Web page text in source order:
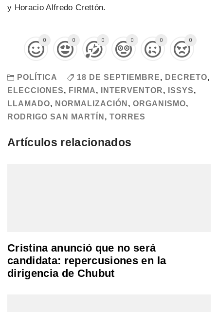
y Horacio Alfredo Crettón.
0 0 0 0 0 0
POLÍTICA 18 DE SEPTIEMBRE, DECRETO,
ELECCIONES, FIRMA, INTERVENTOR, ISSYS,
LLAMADO, NORMALIZACIÓN , ORGANISMO,
RODRIGO SAN MARTÍN , TORRES
Artículos relacionados
Cristina anunció que no será
candidata: repercusiones en la
dirigencia de Chubut